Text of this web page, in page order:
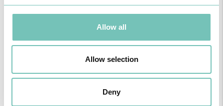
Allow all
Allow selection
Deny
PODCAST EM ONCOLOGIA
conhecimento técnico c…